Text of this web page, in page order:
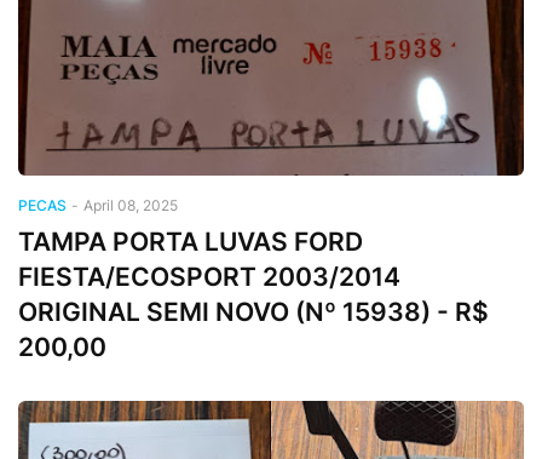
PECAS - April 08, 2025
TAMPA PORTA LUVAS FORD
FIESTA/ECOSPORT 2003/2014
ORIGINAL SEMI NOVO (Nº 15938) - R$
200,00